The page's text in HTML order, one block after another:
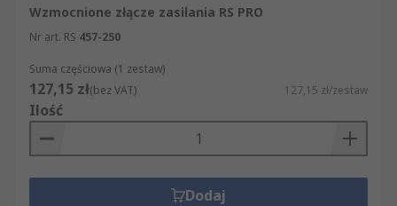
Wzmocnione złącze zasilania RS PRO
Nr art. RS 457-250
Suma częściowa (1 zestaw)
127,15 zł(bez VAT) 127,15 zł/zestaw
Ilość
Dodaj